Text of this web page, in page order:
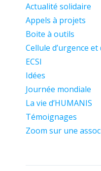
Actualité solidaire
Appels à projets
Boite à outils
Cellule d’urgence
ECSI
Idées
Journée mondiale
La vie d’HUMANIS
Témoignages
Zoom sur une